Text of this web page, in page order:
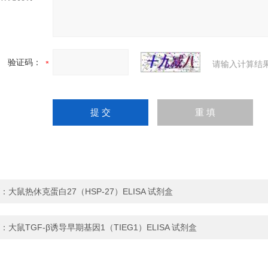
验证码： 请输入计算结
大鼠热休克蛋白27（HSP-27）ELISA 试剂盒
大鼠TGF-β诱导早期基因1（TIEG1）ELISA 试剂盒